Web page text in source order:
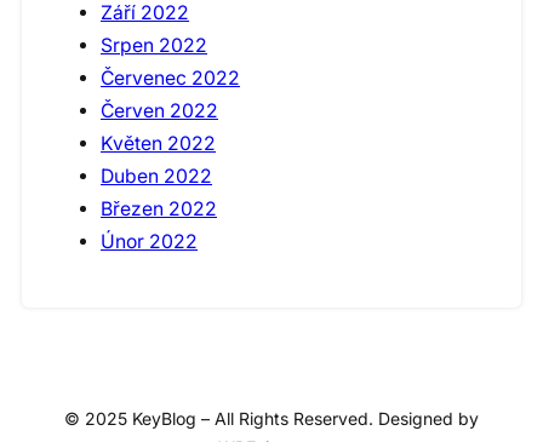
Září 2022
Srpen 2022
Červenec 2022
Červen 2022
Květen 2022
Duben 2022
Březen 2022
Únor 2022
© 2025 KeyBlog – All Rights Reserved. Designed by